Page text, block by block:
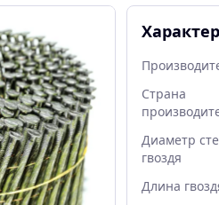
Страна
Диаметр
гвоздя
Длина